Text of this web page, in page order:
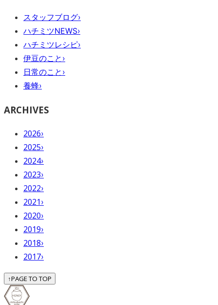
スタッフブログ›
ハチミツNEWS›
ハチミツレシピ›
伊豆のこと ›
日常のこと ›
養蜂›
ARCHIVES
2026›
2025›
2024›
2023›
2022›
2021 ›
2020›
2019›
2018›
2017›
↑PAGE TO TOP